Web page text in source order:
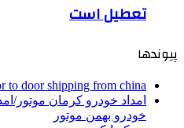
تعطیل است
پیوندها
to door shipping from china
امداد خودرو کرمان موتور/
خودرو بهمن موتور